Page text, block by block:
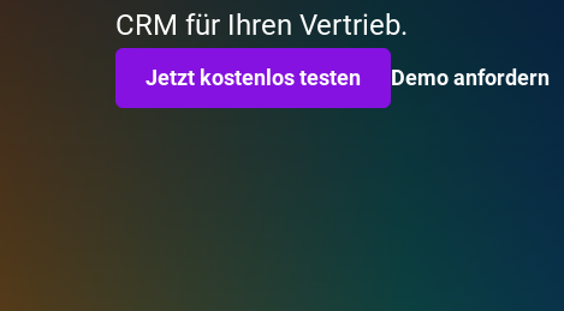
CRM für Ihren Vertrieb.
Jetzt kostenlos testen Demo anfordern